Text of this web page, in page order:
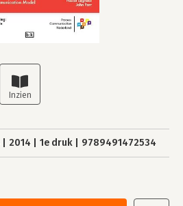
2014 1e druk 9789491472534